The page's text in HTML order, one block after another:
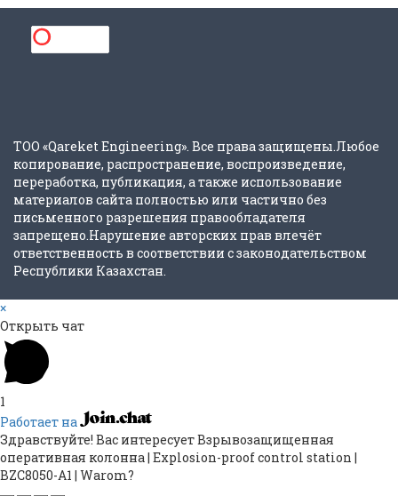
ТОО «Qareket Engineering». Все права защищены.Любое
копирование, распространение, воспроизведение,
переработка, публикация, а также использование
материалов сайта полностью или частично без
письменного разрешения правообладателя
запрещено.Нарушение авторских прав влечёт
ответственность в соответствии с законодательством
Республики Казахстан.
×
Открыть чат
1
Работает на
Здравствуйте! Вас интересует Взрывозащищенная
оперативная колонна | Explosion-proof control station |
BZC8050-A1 | Warom?